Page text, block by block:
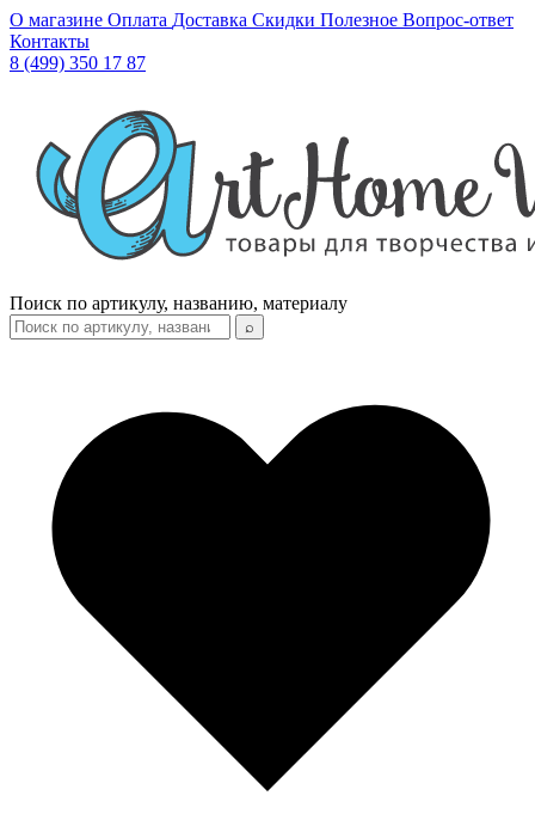
О магазине Оплата Доставка Скидки Полезное Вопрос-ответ
Контакты
8 (499) 350 17 87
Поиск по артикулу, названию, материалу
⌕